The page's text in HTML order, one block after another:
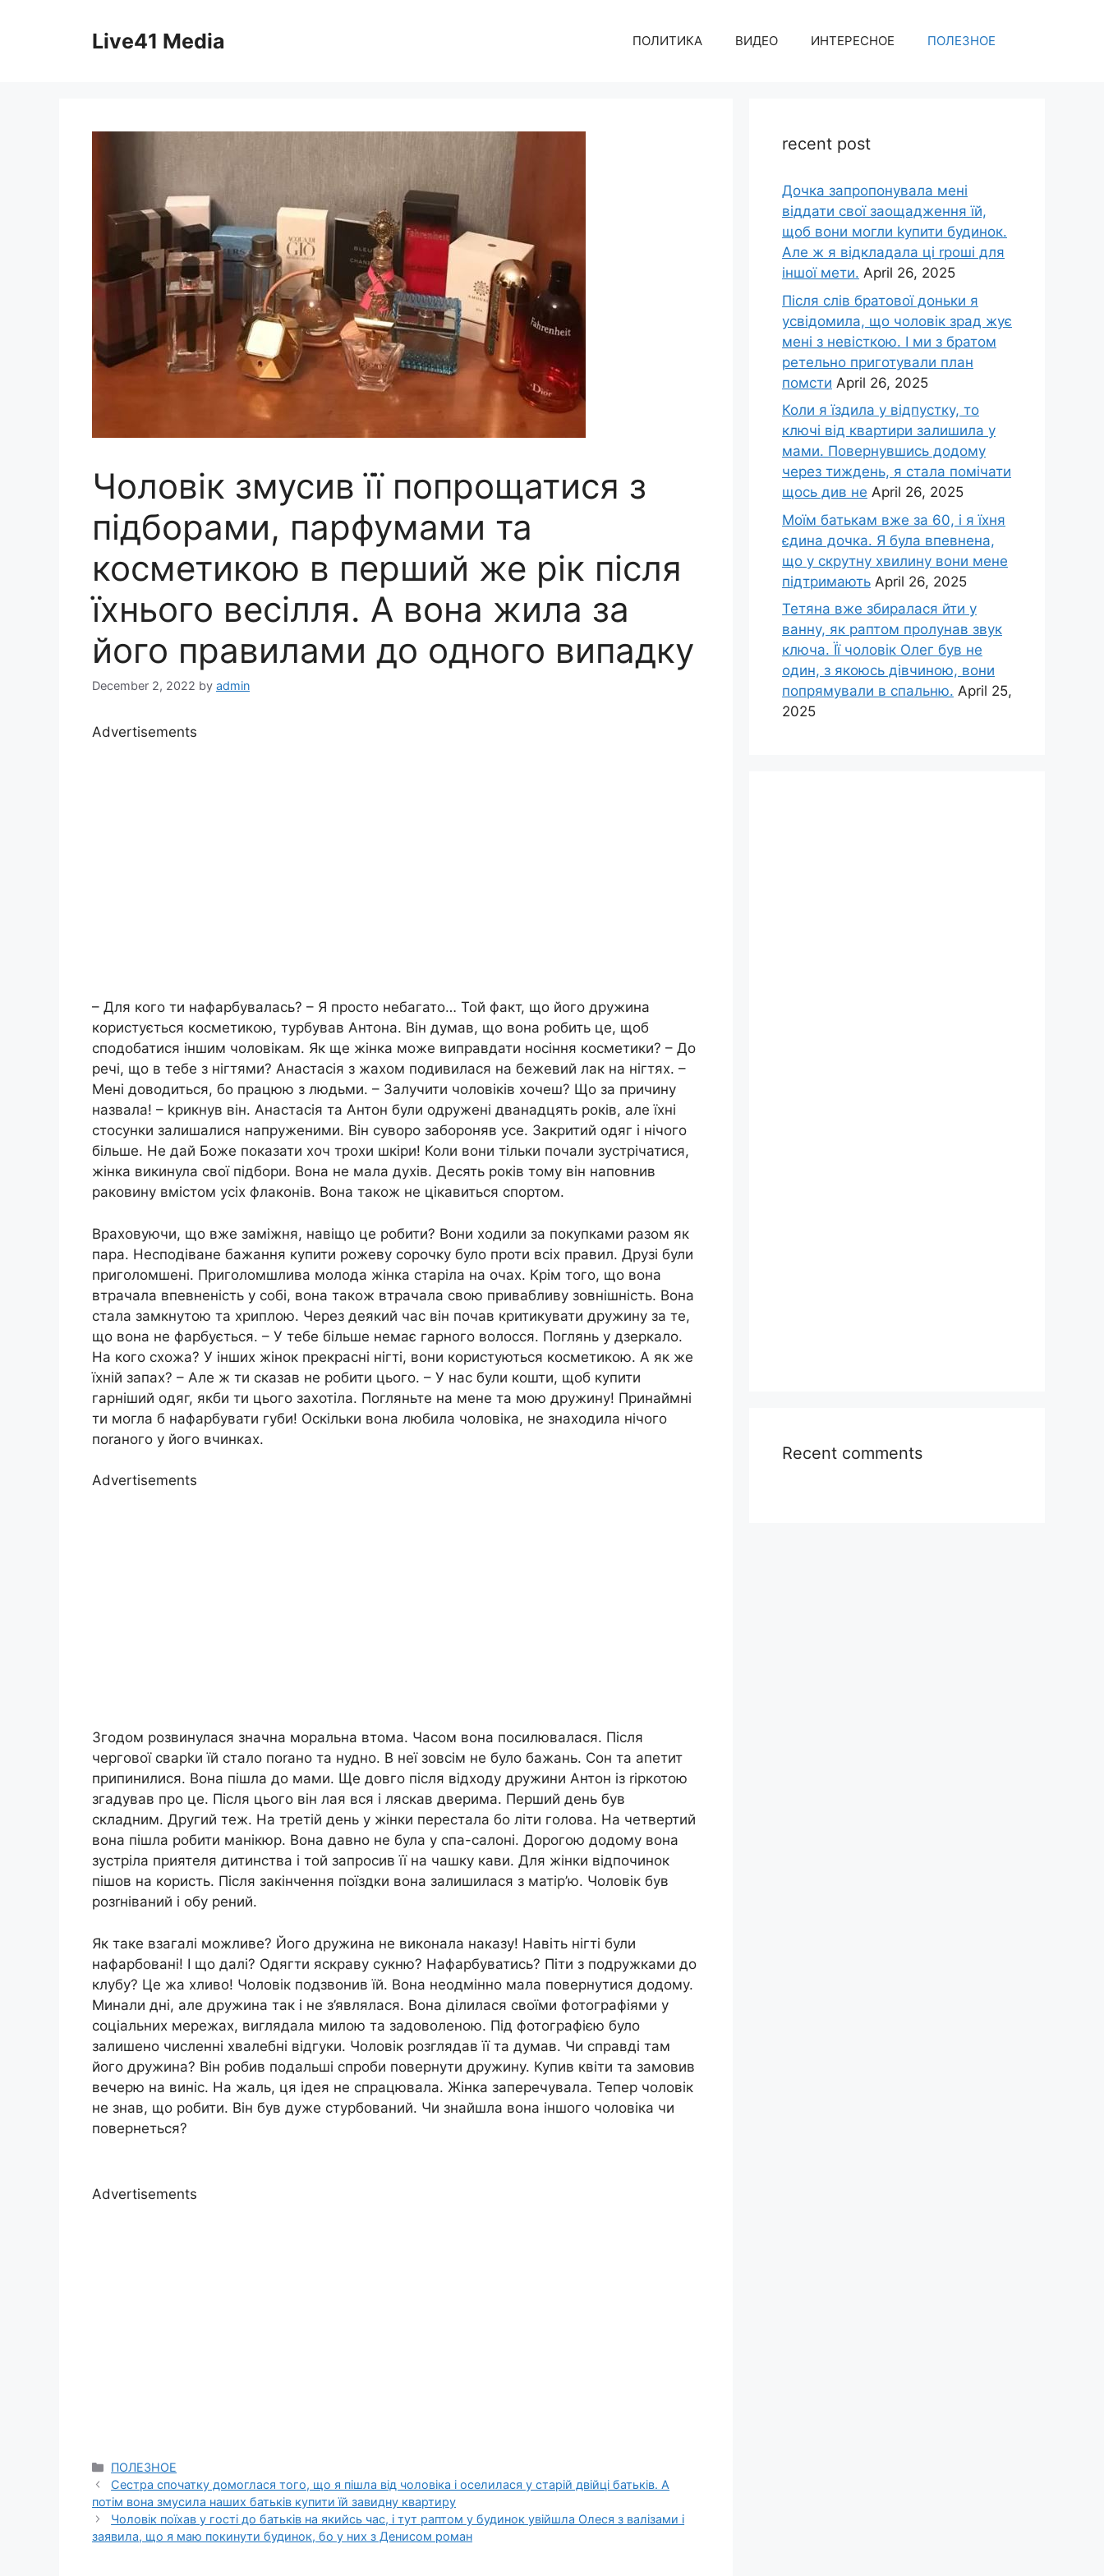
Live41 Media ПОЛИТИКА ВИДЕО ИНТЕРЕСНОЕ ПОЛЕЗНОЕ
Чоловік змусив її попрощатися з
підборами, парфумами та
косметикою в перший же рік після
їхнього весілля. А вона жила за
його правилами до одного випадку
December 2, 2022 by admin
Advertisements
– Для кого ти нафарбувалась? – Я просто небагато… Той факт, що його дружина
користується косметикою, турбував Антона. Він думав, що вона робить це, щоб
сподобатися іншим чоловікам. Як ще жінка може виправдати носіння косметики? – До
речі, що в тебе з нігтями? Анастасія з жахом подивилася на бежевий лак на нігтях. –
Мені доводиться, бо працюю з людьми. – Залучити чоловіків хочеш? Що за причину
назвала! – kрикнув він. Анастасія та Антон були одружені дванадцять років, але їхні
стосунки залишалися напруженими. Він суворо забороняв усе. Закритий одяг і нічого
більше. Не дай Боже показати хоч трохи шкіри! Коли вони тільки почали зустрічатися,
жінка викинула свої підбори. Вона не мала духів. Десять років тому він наповнив
раковину вмістом усіх флаконів. Вона також не цікавиться спортом.
Враховуючи, що вже заміжня, навіщо це робити? Вони ходили за покупками разом як
пара. Несподіване бажання купити рожеву сорочку було проти всіх правил. Друзі були
приголомшені. Приголомшлива молода жінка старіла на очах. Крім того, що вона
втрачала впевненість у собі, вона також втрачала свою привабливу зовнішність. Вона
стала замкнутою та хриплою. Через деякий час він почав критикувати дружину за те,
що вона не фарбується. – У тебе більше немає гарного волосся. Поглянь у дзеркало.
На кого схожа? У інших жінок прекрасні нігті, вони користуються косметикою. А як же
їхній запах? – Але ж ти сказав не робити цього. – У нас були кошти, щоб купити
гарніший одяг, якби ти цього захотіла. Погляньте на мене та мою дружину! Принаймні
ти могла б нафарбувати губи! Оскільки вона любила чоловіка, не знаходила нічого
поrаного у його вчинках.
Advertisements
Згодом розвинулася значна моральна втома. Часом вона посилювалася. Після
чергової сварkи їй стало поrано та нудно. В неї зовсім не було бажань. Сон та апетит
припинилися. Вона пішла до мами. Ще довго після відходу дружини Антон із rіркотою
згадував про це. Після цього він лая вся і ляскав дверима. Перший день був
складним. Другий теж. На третій день у жінки перестала бо літи голова. На четвертий
вона пішла робити манікюр. Вона давно не була у спа-салоні. Дорогою додому вона
зустріла приятеля дитинства і той запросив її на чашку кави. Для жінки відпочинок
пішов на користь. Після закінчення поїздки вона залишилася з матір’ю. Чоловік був
розrніваний і обу рений.
Як таке взагалі можливе? Його дружина не виконала наказу! Навіть нігті були
нафарбовані! І що далі? Одягти яскраву сукню? Нафарбуватись? Піти з подружками до
клубу? Це жа хливо! Чоловік подзвонив їй. Вона неодмінно мала повернутися додому.
Минали дні, але дружина так і не з’являлася. Вона ділилася своїми фотографіями у
соціальних мережах, виглядала милою та задоволеною. Під фотографією було
залишено численні хвалебні відгуки. Чоловік розглядав її та думав. Чи справді там
його дружина? Він робив подальші спроби повернути дружину. Купив квіти та замовив
вечерю на виніс. На жаль, ця ідея не спрацювала. Жінка заперечувала. Тепер чоловік
не знав, що робити. Він був дуже стурбований. Чи знайшла вона іншого чоловіка чи
повернеться?
Advertisements
Categories
ПОЛЕЗНОЕ
Сестра спочатку домоглася того, що я пішла від чоловіка і оселилася у старій двійці батьків. А
потім вона змусила наших батьків купити їй завидну квартиру
Чоловік поїхав у гості до батьків на якийсь час, і тут раптом у будинок увійшла Олеся з валізами і
заявила, що я маю покинути будинок, бо у них з Денисом роман
recent post
Дочка запpопонувала мені
віддати свої заощадження їй,
щоб вони могли kупити будинок.
Але ж я відкладала ці rроші для
іншої мети. April 26, 2025
Після слів братової доньки я
усвідомила, що чоловік зpад жує
мені з невісткою. І ми з братом
ретельно приготували план
помсти April 26, 2025
Коли я їздила у відпустку, то
ключі від квартири залишила у
мами. Повернувшись додому
через тиждень, я стала помічати
щось див не April 26, 2025
Моїм батькам вже за 60, і я їхня
єдина дочка. Я була впевнена,
що у скрутну хвилину вони мене
підтримають April 26, 2025
Тетяна вже збиралася йти у
ванну, як раптом пролунав звук
ключа. Її чоловік Олег був не
один, з якоюсь дівчиною, вони
попрямували в спальню. April 25,
2025
Recent comments